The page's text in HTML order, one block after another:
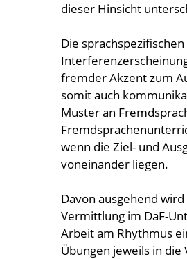
dieser Hinsicht
Die
fremder Akzent zum
somit auch
Muster an
wenn die Ziel- und
voneinander liegen.
Davon ausgehend
Vermittlung im DaF-
Arbeit am Rhythmus
Übungen jeweils in